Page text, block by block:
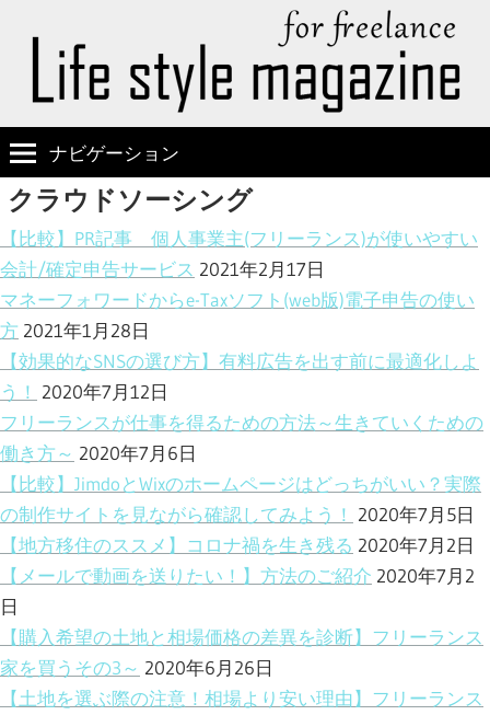
ナビゲーション
クラウドソーシング
【比較】PR記事 個人事業主(フリーランス)が使いやすい
会計/確定申告サービス 2021年2月17日
マネーフォワードからe-Taxソフト(web版)電子申告の使い
方 2021年1月28日
【効果的なSNSの選び方】有料広告を出す前に最適化しよ
う！ 2020年7月12日
フリーランスが仕事を得るための方法～生きていくための
働き方～ 2020年7月6日
【比較】JimdoとWixのホームページはどっちがいい？実際
の制作サイトを見ながら確認してみよう！ 2020年7月5日
【地方移住のススメ】コロナ禍を生き残る 2020年7月2日
【メールで動画を送りたい！】方法のご紹介 2020年7月2
日
【購入希望の土地と相場価格の差異を診断】フリーランス
家を買うその3～ 2020年6月26日
【土地を選ぶ際の注意！相場より安い理由】フリーランス